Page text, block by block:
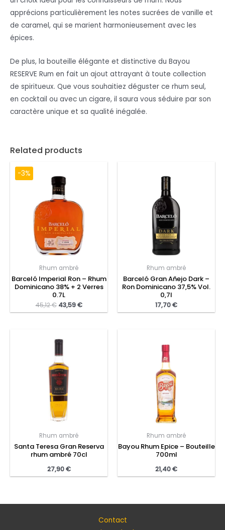
apprécions particulièrement les notes sucrées de vanille et
de caramel, qui se marient harmonieusement avec les
épices.
De plus, la bouteille élégante et distinctive du Bayou
RESERVE Rum en fait un ajout attrayant à toute collection
de spiritueux. Que vous souhaitiez déguster ce rhum seul,
en cocktail ou avec un cigare, il saura vous séduire par son
caractère unique et sa qualité inégalée.
Related products
-3%
Rhum ambré
Barceló Imperial Ron – Rhum
Dominicano 38% + 2 Verres
0.7L
45,12€ 43,59€
Rhum ambré
Barceló Gran Añejo Dark –
Ron Dominicano 37,5% Vol.
0,7l
17,70€
Rhum ambré
Santa Teresa Gran Reserva
rhum ambré 70cl
27,90€
Rhum ambré
Bayou Rhum Epice – Bouteille
700ml
21,40€
Contact